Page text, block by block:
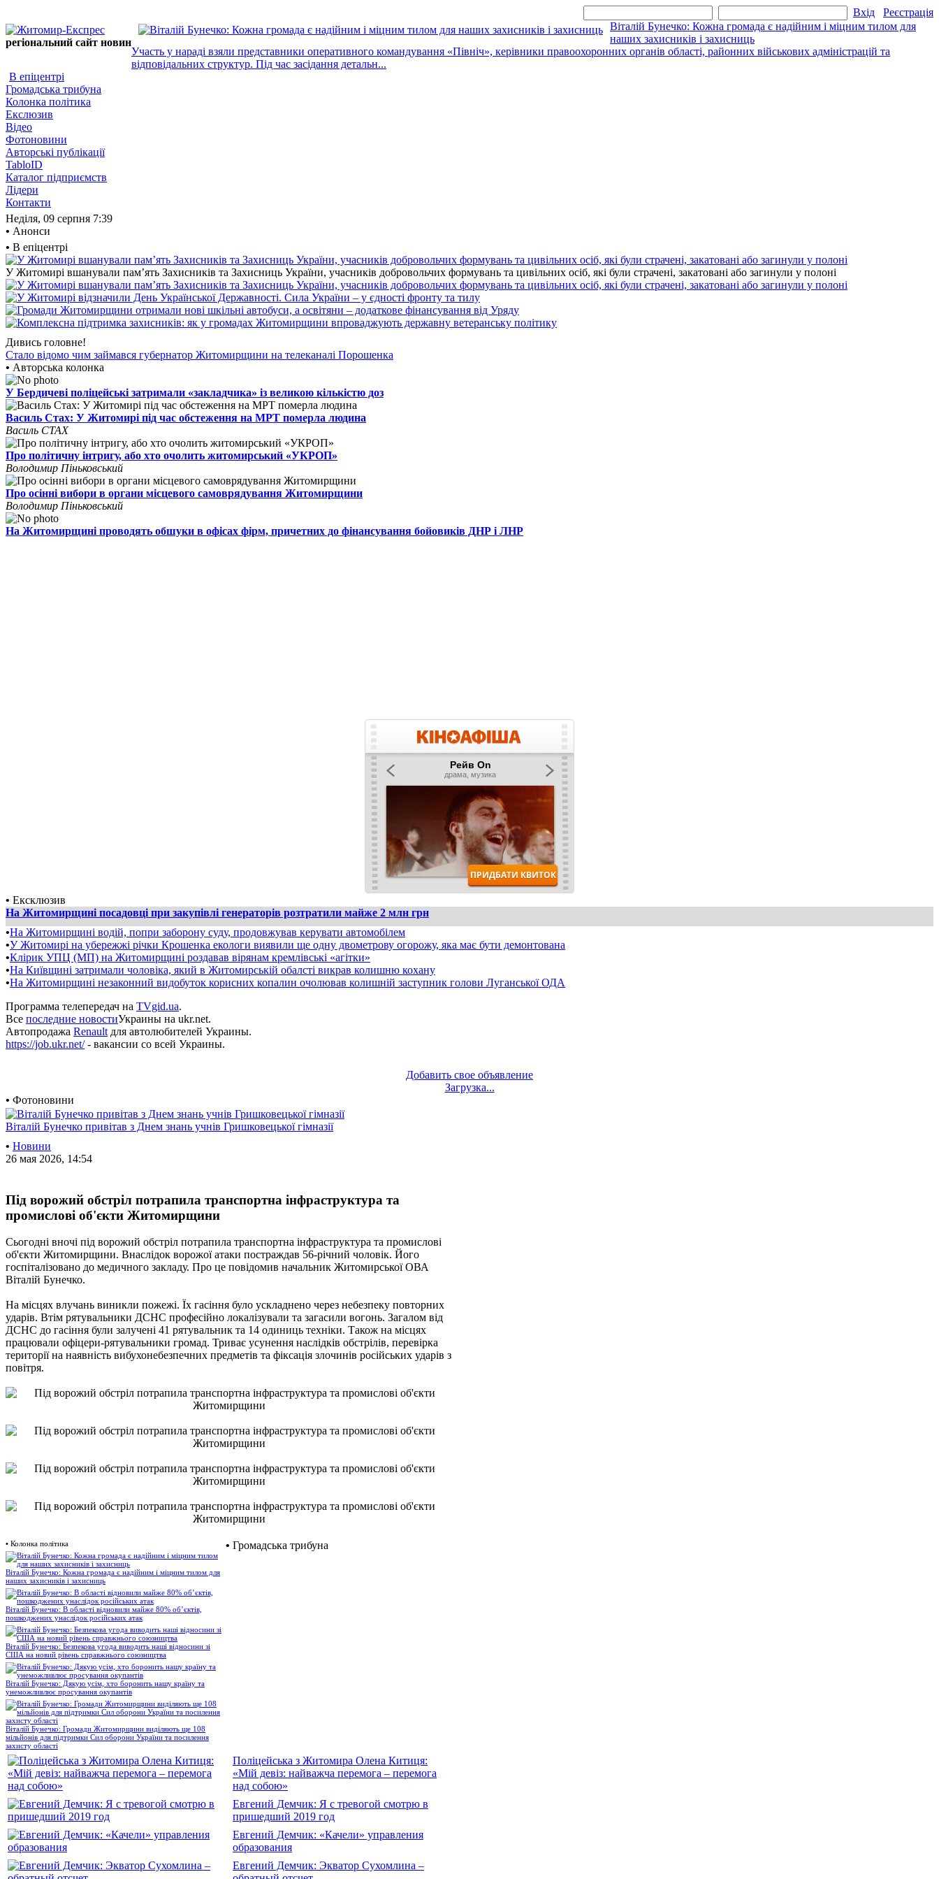
Вхід Реєстрація
регіональний сайт новин
Віталій Бунечко: Кожна громада є надійним і міцним тилом для
наших захисників і захисниць
Участь у нараді взяли представники оперативного командування «Північ», керівники правоохоронних органів області, районних військових адміністрацій та
відповідальних структур. Під час засідання детальн...
В епіцентрі
Громадська трибуна
Колонка політика
Екслюзив
Відео
Фотоновини
Авторські публікації
TabloID
Каталог підприємств
Лідери
Контакти
Неділя, 09 серпня 7:39
• Анонси
• В епіцентрі
У Житомирі вшанували пам’ять Захисників та Захисниць України, учасників добровольчих формувань та цивільних осіб, які були страчені, закатовані або загинули у полоні
Дивись головне!
Стало відомо чим займався губернатор Житомирщини на телеканалі Порошенка
• Авторська колонка
У Бердичеві поліцейські затримали «закладчика» із великою кількістю доз
Василь Стах: У Житомирі під час обстеження на МРТ померла людина
Василь СТАХ
Про політичну інтригу, або хто очолить житомирський «УКРОП»
Володимир Піньковський
Про осінні вибори в органи місцевого самоврядування Житомирщини
Володимир Піньковський
На Житомирщині проводять обшуки в офісах фірм, причетних до фінансування бойовиків ДНР і ЛНР
• Ексклюзив
На Житомирщині посадовці при закупівлі генераторів розтратили майже 2 млн грн
•На Житомирщині водій, попри заборону суду, продовжував керувати автомобілем
•У Житомирі на убережжі річки Крошенка екологи виявили ще одну двометрову огорожу, яка має бути демонтована
•Клірик УПЦ (МП) на Житомирщині роздавав вірянам кремлівські «агітки»
•На Київщині затримали чоловіка, який в Житомирській обалсті викрав колишню кохану
•На Житомирщині незаконний видобуток корисних копалин очолював колишній заступник голови Луганської ОДА
Программа телепередач на TVgid.ua.
Все последние новостиУкраины на ukr.net.
Автопродажа Renault для автолюбителей Украины.
https://job.ukr.net/- вакансии со всей Украины.
Добавить свое объявление
Загрузка...
• Фотоновини
Віталій Бунечко привітав з Днем знань учнів Гришковецької гімназії
• Новини
26 мая 2026, 14:54
Під ворожий обстріл потрапила транспортна інфраструктура та
промислові об'єкти Житомирщини
Сьогодні вночі під ворожий обстріл потрапила транспортна інфраструктура та промислові
об'єкти Житомирщини. Внаслідок ворожої атаки постраждав 56-річний чоловік. Його
госпіталізовано до медичного закладу. Про це повідомив начальник Житомирської ОВА
Віталій Бунечко.
На місцях влучань виникли пожежі. Їх гасіння було ускладнено через небезпеку повторних
ударів. Втім рятувальники ДСНС професійно локалізували та загасили вогонь. Загалом від
ДСНС до гасіння були залучені 41 рятувальник та 14 одиниць техніки. Також на місцях
працювали офіцери-рятувальники громад. Триває усунення наслідків обстрілів, перевірка
території на наявність вибухонебезпечних предметів та фіксація злочинів російських ударів з
повітря.
• Колонка політика
Віталій Бунечко: Кожна громада є надійним і міцним тилом для
наших захисників і захисниць
Віталій Бунечко: В області відновили майже 80% об’єктів,
пошкоджених унаслідок російських атак
Віталій Бунечко: Безпекова угода виводить наші відносини зі
США на новий рівень справжнього союзництва
Віталій Бунечко: Дякую усім, хто боронить нашу країну та
унеможливлює просування окупантів
Віталій Бунечко: Громади Житомирщини виділяють ще 108
мільйонів для підтримки Сил оборони України та посилення
захисту області
• Громадська трибуна
Поліцейська з Житомира Олена Китиця:
«Мій девіз: найважча перемога – перемога
над собою»
Евгений Демчик: Я с тревогой смотрю в
пришедший 2019 год
Евгений Демчик: «Качели» управления
образования
Евгений Демчик: Экватор Сухомлина –